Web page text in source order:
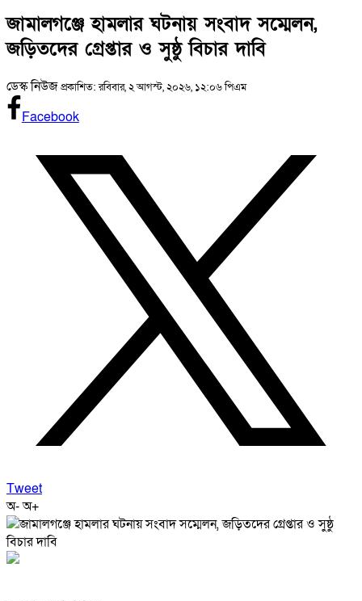
জামালগঞ্জে হামলার ঘটনায় সংবাদ সম্মেলন,
জড়িতদের গ্রেপ্তার ও সুষ্ঠু বিচার দাবি
ডেস্ক নিউজপ্রকাশিত: রবিবার, ২ আগস্ট, ২০২৬, ১২:০৬ পিএম
Facebook
Tweet
অ-অ+